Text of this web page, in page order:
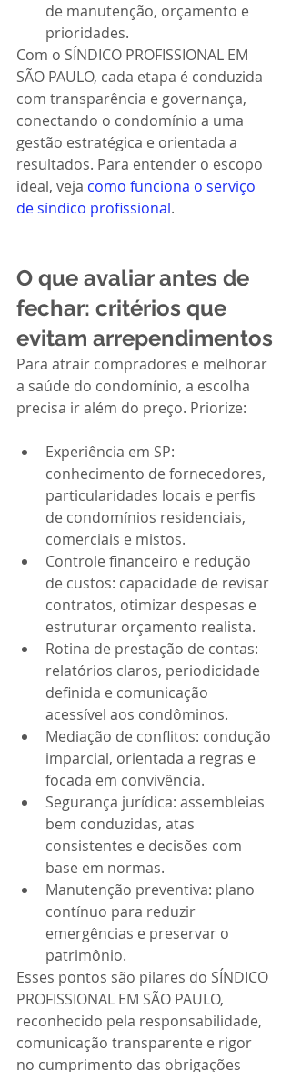
de manutenção, orçamento e
prioridades.
Com o SÍNDICO PROFISSIONAL EM
SÃO PAULO, cada etapa é conduzida
com transparência e governança,
conectando o condomínio a uma
gestão estratégica e orientada a
resultados. Para entender o escopo
ideal, veja como funciona o serviço
de síndico profissional.
O que avaliar antes de
fechar: critérios que
evitam arrependimentos
Para atrair compradores e melhorar
a saúde do condomínio, a escolha
precisa ir além do preço. Priorize:
Experiência em SP:
conhecimento de fornecedores,
particularidades locais e perfis
de condomínios residenciais,
comerciais e mistos.
Controle financeiro e redução
de custos: capacidade de revisar
contratos, otimizar despesas e
estruturar orçamento realista.
Rotina de prestação de contas:
relatórios claros, periodicidade
definida e comunicação
acessível aos condôminos.
Mediação de conflitos: condução
imparcial, orientada a regras e
focada em convivência.
Segurança jurídica: assembleias
bem conduzidas, atas
consistentes e decisões com
base em normas.
Manutenção preventiva: plano
contínuo para reduzir
emergências e preservar o
patrimônio.
Esses pontos são pilares do SÍNDICO
PROFISSIONAL EM SÃO PAULO,
reconhecido pela responsabilidade,
comunicação transparente e rigor
no cumprimento das obrigações